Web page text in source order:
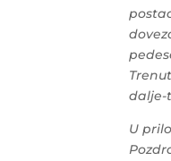
dalje-
U